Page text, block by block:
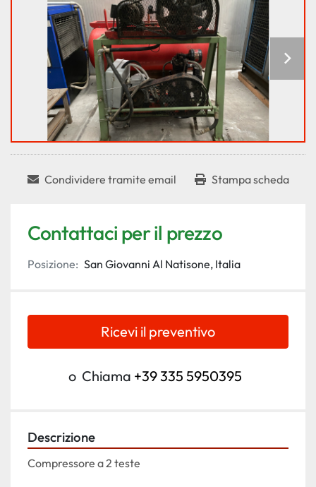
Condividere tramite email Stampa scheda
Contattaci per il prezzo
Posizione: San Giovanni Al Natisone, Italia
Ricevi il preventivo
o Chiama +39 335 5950395
Descrizione
Compressore a 2 teste